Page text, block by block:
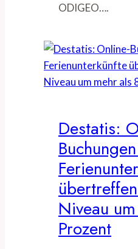
ODIGEO….
Destatis:
Niveau
Prozent